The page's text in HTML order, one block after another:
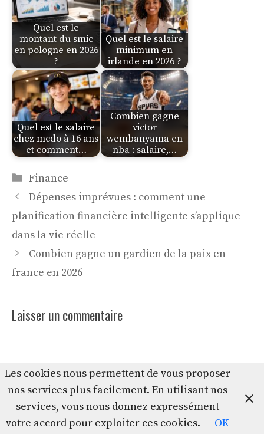
Quel est le
montant du smic
en pologne en 2026
?
Quel est le salaire
minimum en
irlande en 2026 ?
Quel est le salaire
chez mcdo à 16 ans
et comment…
Combien gagne
victor
wembanyama en
nba : salaire,…
Catégories
Finance
Dépenses imprévues : comment une
planification financière intelligente s’applique
dans la vie réelle
Combien gagne un gardien de la paix en
france en 2026
Laisser un commentaire
Les cookies nous permettent de vous proposer
nos services plus facilement. En utilisant nos
services, vous nous donnez expressément
votre accord pour exploiter ces cookies.
OK